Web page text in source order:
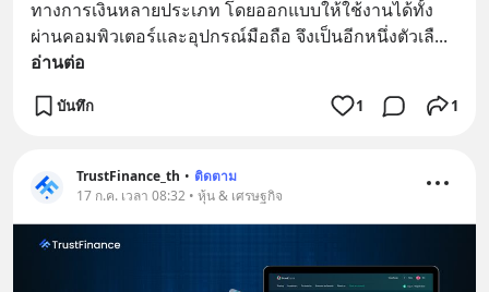
ทางการเงินหลายประเภท โดยออกแบบให้ใช้งานได้ทั้ง
ผ่านคอมพิวเตอร์และอุปกรณ์มือถือ จึงเป็นอีกหนึ่งตัวเลื
อ่านต่อ
บันทึก 1 1
TrustFinance_th • ติดตาม
17 ก.ค. เวลา 08:32 • หุ้น & เศรษฐกิจ